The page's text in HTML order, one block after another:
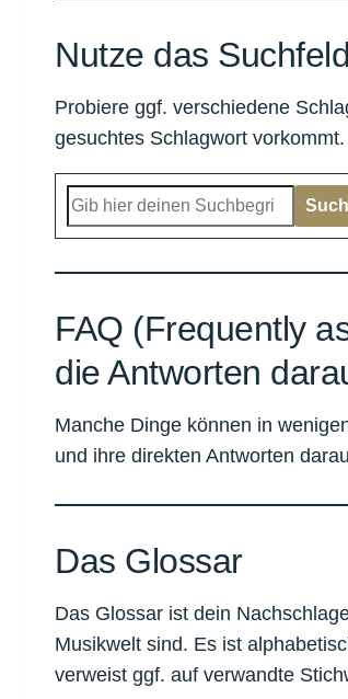
Nutze das
Probiere ggf. verschiedene
gesuchtes Schlagwort vorkommt.
Suchen
FAQ (Frequently
die Antworten
Manche Dinge können in
und ihre direkten Antworten
Das Glossar
Das Glossar ist dein
Musikwelt sind. Es ist
verweist ggf. auf verwandte